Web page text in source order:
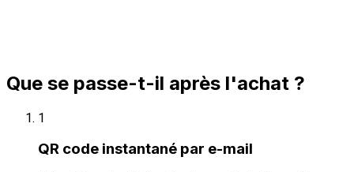
Que se passe-t-il après l'achat ?
1
QR code instantané par e-mail